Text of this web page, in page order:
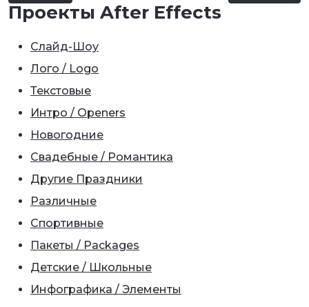
Проекты After Effects
Слайд-Шоу
Лого / Logo
Текстовые
Интро / Openers
Новогодние
Свадебные / Романтика
Другие Праздники
Различные
Спортивные
Пакеты / Packages
Детские / Школьные
Инфографика / Элементы